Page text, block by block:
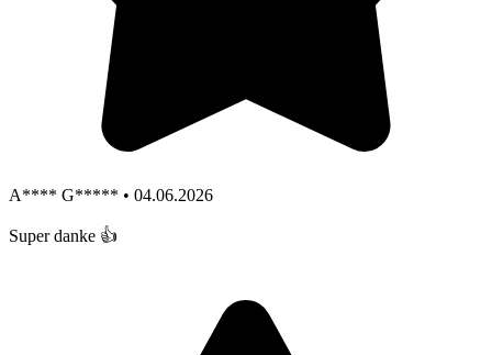
A**** G***** • 04.06.2026
Super danke 👍